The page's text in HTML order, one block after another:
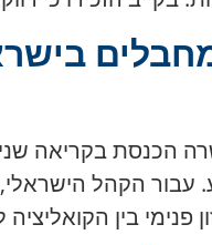
עבור הקהל
פנימי בין